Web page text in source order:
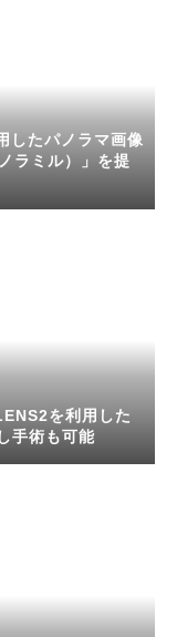
したパノラマ画像
ラミル）」を提
を利用した
手術も可能